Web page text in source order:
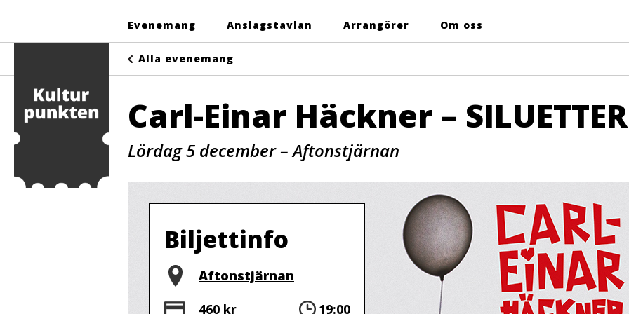
Evenemang Anslagstavlan Arrangörer Om oss
Alla evenemang
Carl-Einar Häckner – SILUETTER
Lördag 5 december – Aftonstjärnan
Biljettinfo
Plats
Aftonstjärnan
Pris
460 kr Tid
19:00